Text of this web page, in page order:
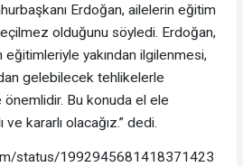
Erdoğan, ailelerin eğitim
olduğunu söyledi. Erdoğan,
eğitimleriyle yakından ilgilenmesi,
gelebilecek tehlikelerle
Bu konuda el ele
kararlı olacağız.” dedi.
status/1992945681418371423